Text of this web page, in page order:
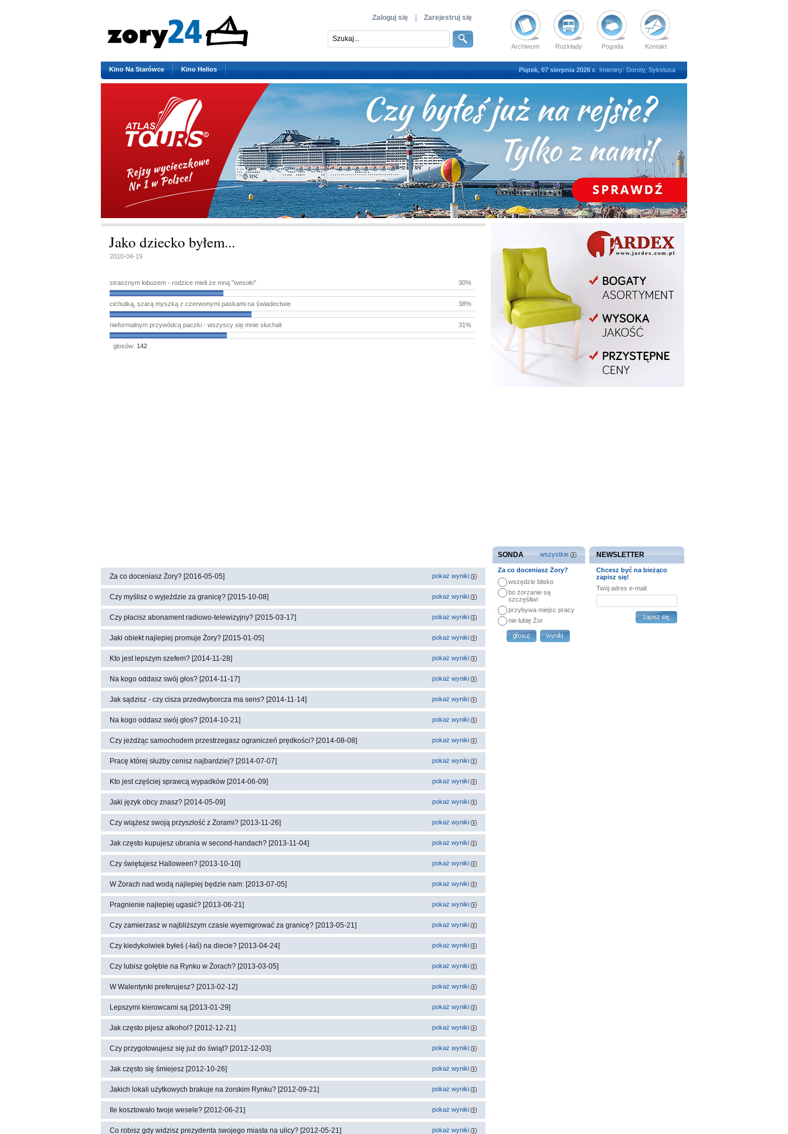
Archiwum Rozkłady Pogoda Kontakt
Zaloguj się Zarejestruj się
Kino Na Starówce Kino Helios Piątek, 07 sierpnia 2026 r. Imieniny: Doroty, Sykstusa
Jako dziecko byłem...
2010-04-19
strasznym łobuzem - rodzice mieli ze mną "wesoło" 30%
cichutką, szarą myszką z czerwonymi paskami na świadectwie 38%
nieformalnym przywódcą paczki - wszyscy się mnie słuchali 31%
głosów: 142
Za co doceniasz Żory? [2016-05-05] pokaż wyniki
Czy myślisz o wyjeździe za granicę? [2015-10-08] pokaż wyniki
Czy płacisz abonament radiowo-telewizyjny? [2015-03-17] pokaż wyniki
Jaki obiekt najlepiej promuje Żory? [2015-01-05] pokaż wyniki
Kto jest lepszym szefem? [2014-11-28] pokaż wyniki
Na kogo oddasz swój głos? [2014-11-17] pokaż wyniki
Jak sądzisz - czy cisza przedwyborcza ma sens? [2014-11-14] pokaż wyniki
Na kogo oddasz swój głos? [2014-10-21] pokaż wyniki
Czy jeżdżąc samochodem przestrzegasz ograniczeń prędkości? [2014-08-08] pokaż wyniki
Pracę której służby cenisz najbardziej? [2014-07-07] pokaż wyniki
Kto jest częściej sprawcą wypadków [2014-06-09] pokaż wyniki
Jaki język obcy znasz? [2014-05-09] pokaż wyniki
Czy wiążesz swoją przyszłość z Żorami? [2013-11-26] pokaż wyniki
Jak często kupujesz ubrania w second-handach? [2013-11-04] pokaż wyniki
Czy świętujesz Halloween? [2013-10-10] pokaż wyniki
W Żorach nad wodą najlepiej będzie nam: [2013-07-05] pokaż wyniki
Pragnienie najlepiej ugasić? [2013-06-21] pokaż wyniki
Czy zamierzasz w najbliższym czasie wyemigrować za granicę? [2013-05-21] pokaż wyniki
Czy kiedykolwiek byłeś (-łaś) na diecie? [2013-04-24] pokaż wyniki
Czy lubisz gołębie na Rynku w Żorach? [2013-03-05] pokaż wyniki
W Walentynki preferujesz? [2013-02-12] pokaż wyniki
Lepszymi kierowcami są [2013-01-29] pokaż wyniki
Jak często pijesz alkohol? [2012-12-21] pokaż wyniki
Czy przygotowujesz się już do świąt? [2012-12-03] pokaż wyniki
Jak często się śmiejesz [2012-10-26] pokaż wyniki
Jakich lokali użytkowych brakuje na żorskim Rynku? [2012-09-21] pokaż wyniki
Ile kosztowało twoje wesele? [2012-06-21] pokaż wyniki
Co robisz gdy widzisz prezydenta swojego miasta na ulicy? [2012-05-21] pokaż wyniki
SONDA wszystkie
Za co doceniasz Żory?
wszędzie blisko
bo żorzanie są
szczęśliwi
przybywa miejsc pracy
nie lubię Żor
NEWSLETTER
Chcesz być na bieżąco
zapisz się!
Twój adres e-mail: